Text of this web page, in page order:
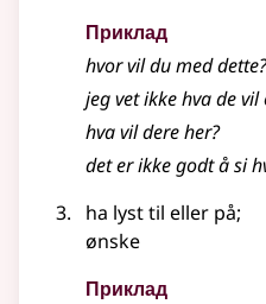
Приклад
hvor vil du med dette?
jeg vet ikke hva de vil
hva vil dere her?
det er ikke godt å si
ha lyst til eller på;
ønske
Приклад